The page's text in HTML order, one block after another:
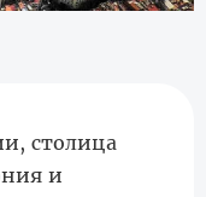
столица
и